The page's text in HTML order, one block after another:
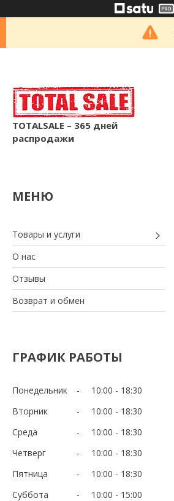
TOTALSALE – 365 дней
распродажи
Товары и услуги
О нас
Отзывы
Возврат и обмен
ГРАФИК РАБОТЫ
Понедельник 10:00
18:30
Вторник
10:00
18:30
Среда
10:00
18:30
Четверг
10:00
18:30
Пятница
10:00
18:30
Суббота
10:00
15:00